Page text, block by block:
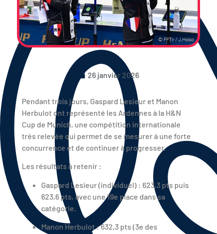
26 janvier 2026
Pendant trois jours, Gaspard Lesieur et Manon
Herbulot ont représenté les Ardennes à la H&N
Cup de Munich, une compétition internationale
très relevée qui permet de se mesurer à une forte
concurrence et de continuer à progresser.
Les résultats à retenir :
Gaspard Lesieur (individuel) : 623,3 pts puis
623,6 pts, avec une 19e place dans sa
catégorie.
Manon Herbulot : 632,3 pts (3e des